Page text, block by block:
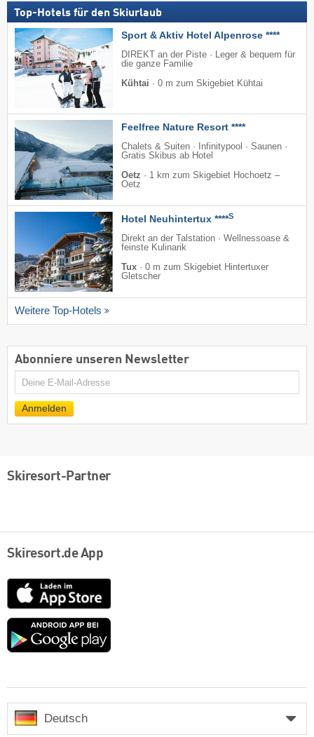
Top-Hotels für den Skiurlaub
Sport & Aktiv Hotel Alpenrose ****
DIREKT an der Piste · Leger & bequem für
die ganze Familie
Kühtai · 0 m zum Skigebiet Kühtai
Feelfree Nature Resort ****
Chalets & Suiten · Infinitypool · Saunen ·
Gratis Skibus ab Hotel
Oetz · 1 km zum Skigebiet Hochoetz –
Oetz
Hotel Neuhintertux ****S
Direkt an der Talstation · Wellnessoase &
feinste Kulinarik
Tux · 0 m zum Skigebiet Hintertuxer
Gletscher
Weitere Top-Hotels
Abonniere unseren Newsletter
E-
Anmelden
Skiresort-Partner
Skiresort.de App
App
Store
Google
Deutsch